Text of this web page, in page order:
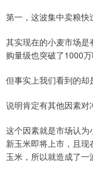
第一，这波集中卖粮快
其实现在的小麦市场
购量级也突破了1000
但事实上我们看到的却
说明肯定有其他因素对
这个因素就是市场认为
新玉米即将上市，且
玉米，所以就造成了一